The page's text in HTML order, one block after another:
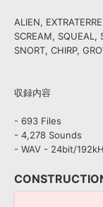
ALIEN,
SCREAM, SQUEAL,
SNORT, CHIRP,
収録内容
- 693 Files
- 4,278 Sounds
- WAV - 24bit/